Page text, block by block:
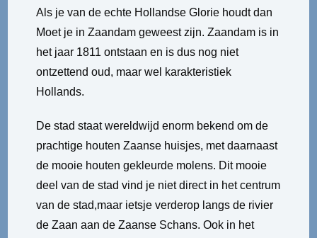
Als je van de echte Hollandse Glorie houdt dan
Moet je in Zaandam geweest zijn. Zaandam is in
het jaar 1811 ontstaan en is dus nog niet
ontzettend oud, maar wel karakteristiek
Hollands.
De stad staat wereldwijd enorm bekend om de
prachtige houten Zaanse huisjes, met daarnaast
de mooie houten gekleurde molens. Dit mooie
deel van de stad vind je niet direct in het centrum
van de stad,maar ietsje verderop langs de rivier
de Zaan aan de Zaanse Schans. Ook in het